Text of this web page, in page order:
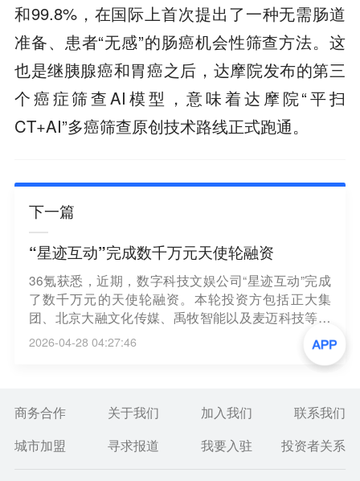
和99.8%，在国际上首次提出了一种无需肠道
准备、患者“无感”的肠癌机会性筛查方法。这
也是继胰腺癌和胃癌之后，达摩院发布的第三
个癌症筛查AI模型，意味着达摩院“平扫
CT+AI”多癌筛查原创技术路线正式跑通。
下一篇
“星迹互动”完成数千万元天使轮融资
36氪获悉，近期，数字科技文娱公司“星迹互动”完成
了数千万元的天使轮融资。本轮投资方包括正大集
团、北京大融文化传媒、禹牧智能以及麦迈科技等。
此次融资将主要用于公司人员规模的扩张、产能拉升
2026-04-28 04:27:46
商务合作 关于我们 加入我们
联系我们
城市加盟
寻求报道 我要入驻 投资者关系